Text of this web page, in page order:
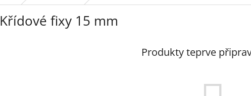
Křídové fixy 15 mm
Produkty teprve